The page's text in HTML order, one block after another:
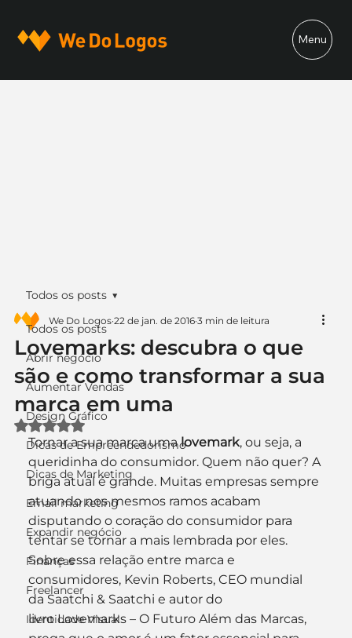
Menu
Todos os posts
Abrir negócio
Aumentar Vendas
Design Gráfico
Dicas de Empreendedorismo
Dicas de Marketing
Email marketing
Expandir negócio
Finanças
Freelancer
Identidade Visual
Todos os posts
Lovemarks: descubra o que
são e como transformar a sua
marca em uma
We Do Logos 22 de jan. de 2016 3 min de leitura
Avaliado com NaN de 5 estrelas.
Tornar a sua marca uma lovemark, ou seja, a
queridinha do consumidor. Quem não quer? A
briga atual é grande. Muitas empresas sempre
atuando nos mesmos ramos acabam
disputando o coração do consumidor para
tentar se tornar a mais lembrada por eles.
Sobre essa relação entre marca e
consumidores, Kevin Roberts, CEO mundial
da Saatchi & Saatchi e autor do
livro Lovemarks – O Futuro Além das Marcas,